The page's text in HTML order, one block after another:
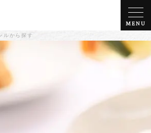
MENU
ルから探す